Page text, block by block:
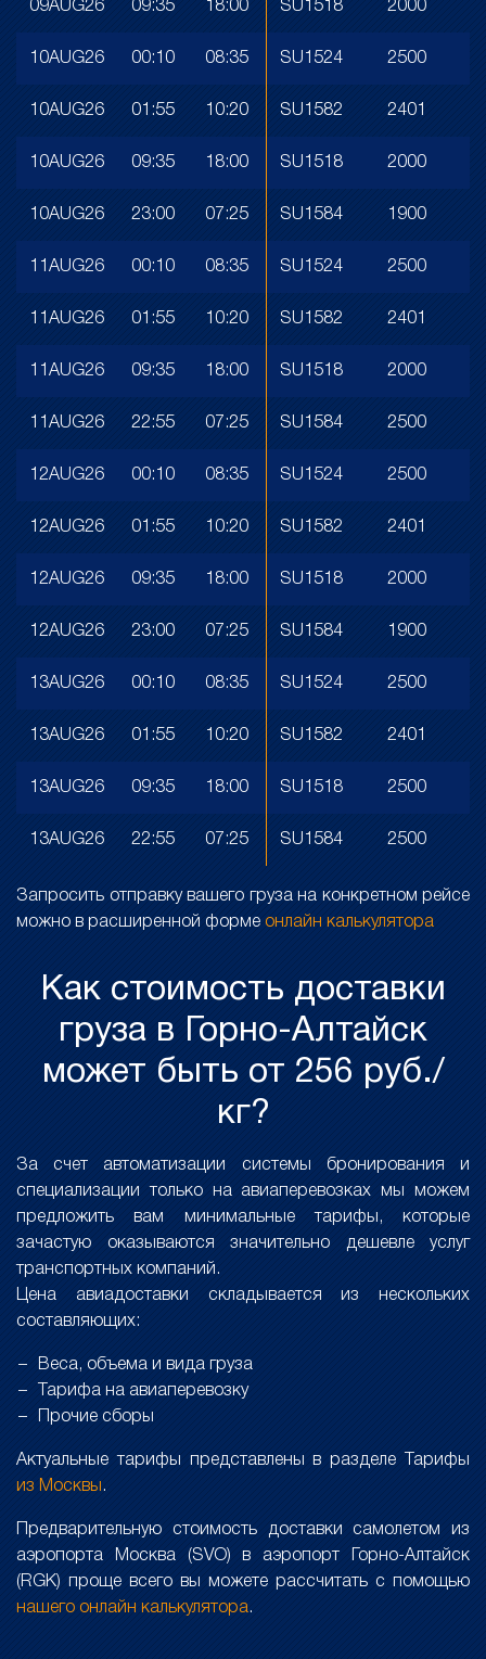
09AUG26 09:35 18:00 SU1518 2000
10AUG26 00:10 08:35 SU1524 2500
10AUG26 01:55 10:20 SU1582 2401
10AUG26 09:35 18:00 SU1518 2000
10AUG26 23:00 07:25 SU1584 1900
11AUG26 00:10 08:35 SU1524 2500
11AUG26 01:55 10:20 SU1582 2401
11AUG26 09:35 18:00 SU1518 2000
11AUG26 22:55 07:25 SU1584 2500
12AUG26 00:10 08:35 SU1524 2500
12AUG26 01:55 10:20 SU1582 2401
12AUG26 09:35 18:00 SU1518 2000
12AUG26 23:00 07:25 SU1584 1900
13AUG26 00:10 08:35 SU1524 2500
13AUG26 01:55 10:20 SU1582 2401
13AUG26 09:35 18:00 SU1518 2500
13AUG26 22:55 07:25 SU1584 2500
Запросить отправку вашего груза на конкретном рейсе
можно в расширенной форме онлайн калькулятора
Как стоимость доставки
груза в Горно-Алтайск
может быть от 256 руб./
кг?
За счет автоматизации системы бронирования и
специализации только на авиаперевозках мы можем
предложить вам минимальные тарифы, которые
зачастую оказываются значительно дешевле услуг
транспортных компаний.
Цена авиадоставки складывается из нескольких
составляющих:
Веса, объема и вида груза
Тарифа на авиаперевозку
Прочие сборы
Актуальные тарифы представлены в разделе Тарифы
из Москвы .
Предварительную стоимость доставки самолетом из
аэропорта Москва (SVO) в аэропорт Горно-Алтайск
(RGK) проще всего вы можете рассчитать с помощью
нашего онлайн калькулятора.